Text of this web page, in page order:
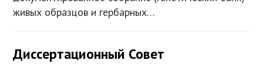
живых образцов и гербарных…
Диссертационный Совет